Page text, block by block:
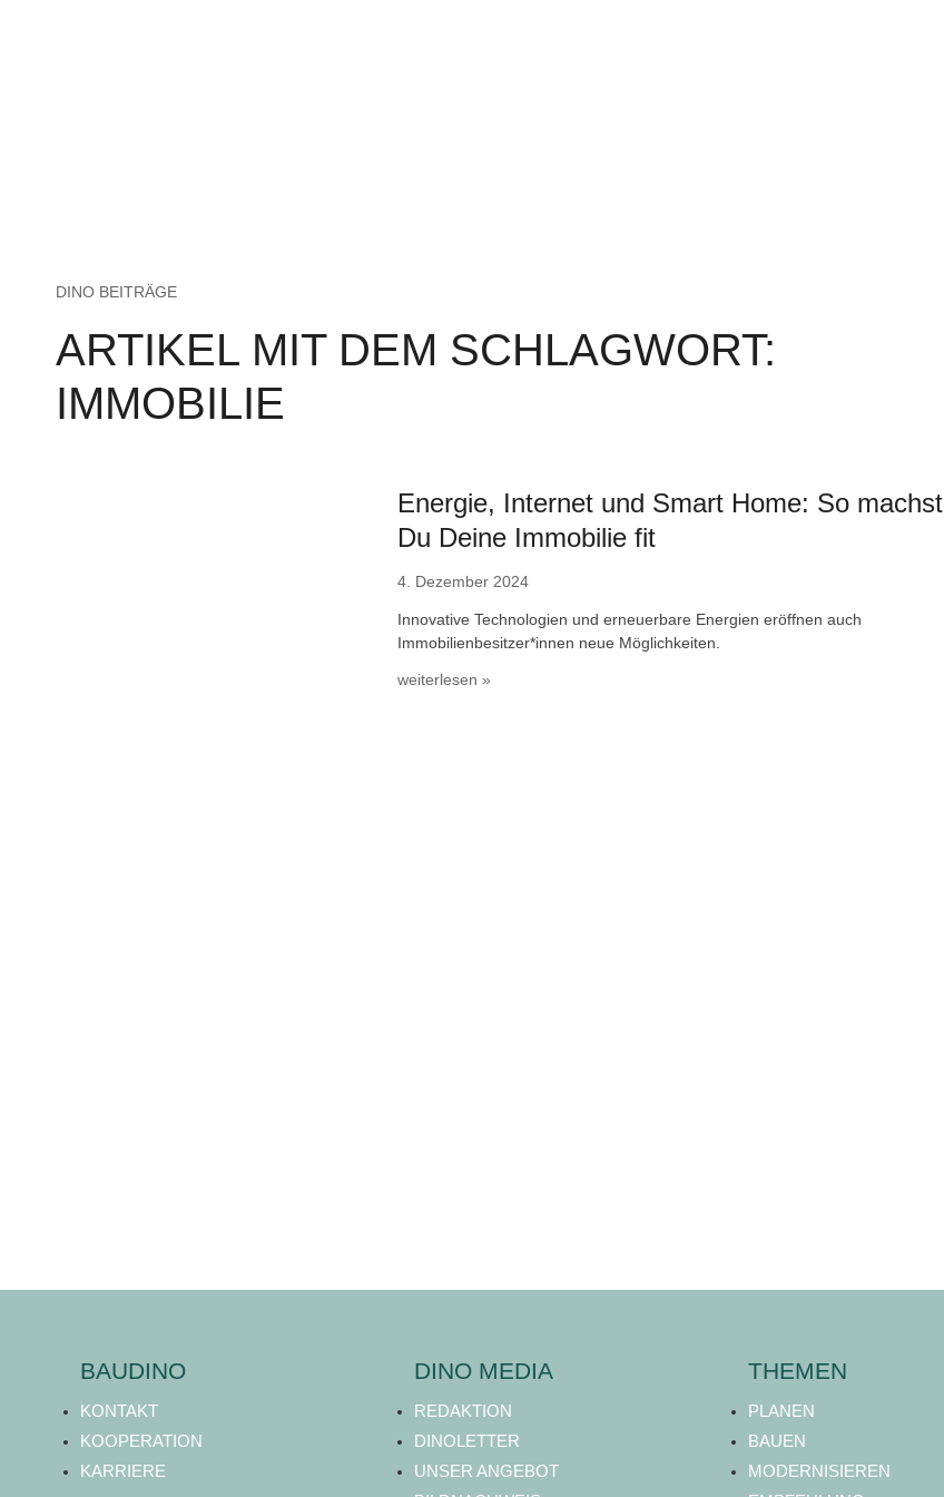
DINO BEITRÄGE
ARTIKEL MIT DEM SCHLAGWORT:
IMMOBILIE
Energie, Internet und Smart Home: So machst
Du Deine Immobilie fit
4. Dezember 2024
Innovative Technologien und erneuerbare Energien eröffnen auch
Immobilienbesitzer*innen neue Möglichkeiten.
weiterlesen »
BAUDINO
KONTAKT
KOOPERATION
KARRIERE
DINO MEDIA
REDAKTION
DINOLETTER
UNSER ANGEBOT
THEMEN
PLANEN
BAUEN
MODERNISIEREN